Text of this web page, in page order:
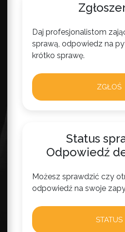
Daj profesjonalistom
sprawą, odpowiedz na
krótko sprawę.
ZGŁOŚ
Status
Odpowiedź
Możesz sprawdzić czy
odpowiedź na swoje
STATUS